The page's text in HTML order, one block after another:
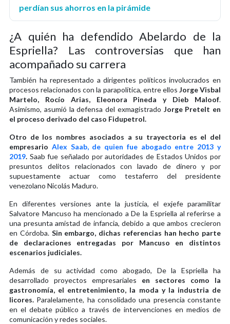
perdían sus ahorros en la pirámide
¿A quién ha defendido Abelardo de la
Espriella? Las controversias que han
acompañado su carrera
También ha representado a dirigentes políticos involucrados en
procesos relacionados con la parapolítica, entre ellos Jorge Visbal
Martelo, Rocío Arias, Eleonora Pineda y Dieb Maloof.
Asimismo, asumió la defensa del exmagistrado Jorge Pretelt en
el proceso derivado del caso Fidupetrol.
Otro de los nombres asociados a su trayectoria es el del
empresario Alex Saab, de quien fue abogado entre 2013 y
2019. Saab fue señalado por autoridades de Estados Unidos por
presuntos delitos relacionados con lavado de dinero y por
supuestamente actuar como testaferro del presidente
venezolano Nicolás Maduro.
En diferentes versiones ante la justicia, el exjefe paramilitar
Salvatore Mancuso ha mencionado a De la Espriella al referirse a
una presunta amistad de infancia, debido a que ambos crecieron
en Córdoba.Sin embargo, dichas referencias han hecho parte
de declaraciones entregadas por Mancuso en distintos
escenarios judiciales.
Además de su actividad como abogado, De la Espriella ha
desarrollado proyectos empresariales en sectores como la
gastronomía, el entretenimiento, la moda y la industria de
licores. Paralelamente, ha consolidado una presencia constante
en el debate público a través de intervenciones en medios de
comunicación y redes sociales.